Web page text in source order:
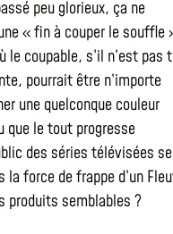
peu glorieux, ça ne
« fin à couper le souffle
coupable, s’il n’est pas
pourrait être n’importe
une quelconque couleur
que le tout progresse
des séries télévisées
force de frappe d’un
produits semblables ?